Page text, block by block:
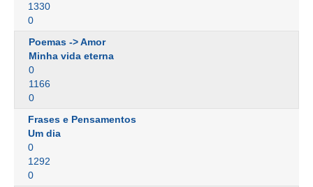
1330
0
Poemas -> Amor
Minha vida eterna
0
1166
0
Frases e Pensamentos
Um dia
0
1292
0